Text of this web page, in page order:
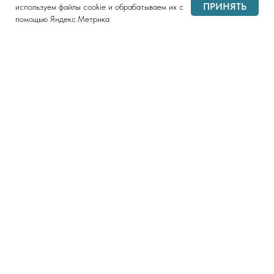
используем файлы cookie и обрабатываем их с
помощью Яндекс.Метрика
ПРИНЯТЬ